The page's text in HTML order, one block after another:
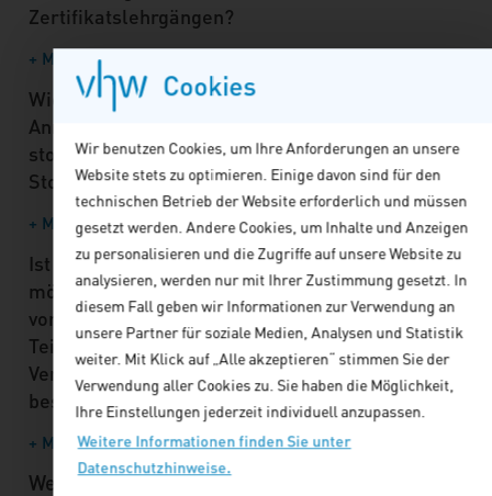
Cookies
Wir benutzen Cookies, um Ihre Anforderungen an unsere
Website stets zu optimieren. Einige davon sind für den
technischen Betrieb der Website erforderlich und müssen
gesetzt werden. Andere Cookies, um Inhalte und Anzeigen
zu personalisieren und die Zugriffe auf unsere Website zu
analysieren, werden nur mit Ihrer Zustimmung gesetzt. In
diesem Fall geben wir Informationen zur Verwendung an
unsere Partner für soziale Medien, Analysen und Statistik
weiter. Mit Klick auf „Alle akzeptieren“ stimmen Sie der
Verwendung aller Cookies zu. Sie haben die Möglichkeit,
Ihre Einstellungen jederzeit individuell anzupassen.
Weitere Informationen finden Sie unter
Datenschutzhinweise.
Zertifikatslehrgängen?
+ Mehr anzeigen
Wie kann ich meine
Anmeldung/Buchung
stornieren? Werden
Stornogebühren fällig?
+ Mehr anzeigen
Ist ein Teilnehmertausch
möglich, wenn ich bzw. der
von mir angemeldete
Teilnehmer die
Veranstaltung nicht
besuchen kann?
+ Mehr anzeigen
Werde ich über